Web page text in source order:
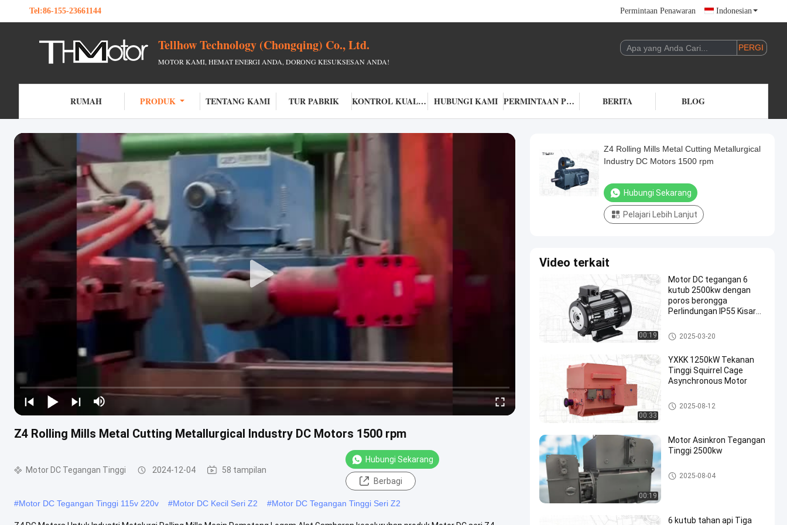
Tel:86-155-23661144 Permintaan Penawaran Indonesian
Tellhow Technology (Chongqing) Co., Ltd.
MOTOR KAMI, HEMAT ENERGI ANDA, DORONG KESUKSESAN ANDA!
RUMAH PRODUK TENTANG KAMI TUR PABRIK KONTROL KUALITAS HUBUNGI KAMI PERMINTAAN PENAWARAN BERITA BLOG
Z4 Rolling Mills Metal Cutting Metallurgical Industry DC Motors 1500 rpm
Motor DC Tegangan Tinggi 2024-12-04 58 tampilan
Hubungi Sekarang
Berbagi
#Motor DC Tegangan Tinggi 115v 220v #Motor DC Kecil Seri Z2 #Motor DC Tegangan Tinggi Seri Z2
Z4 Rolling Mills Metal Cutting Metallurgical
Industry DC Motors 1500 rpm
Hubungi Sekarang
Pelajari Lebih Lanjut
Video terkait
00:19
Motor DC tegangan 6
kutub 2500kw dengan
poros berongga
Perlindungan IP55 Kisaran
3000rpm
Motor DC Tegangan Tinggi
2025-03-20
00:33
YXKK 1250kW Tekanan
Tinggi Squirrel Cage
Asynchronous Motor
motor asinkron tiga fasa
2025-08-12
00:19
Motor Asinkron Tegangan
Tinggi 2500kw
Motor Induksi Rotor Luka
2025-08-04
6 kutub tahan api Tiga